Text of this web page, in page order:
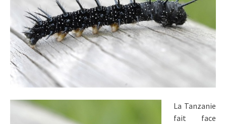
La Tanzanie
fait face